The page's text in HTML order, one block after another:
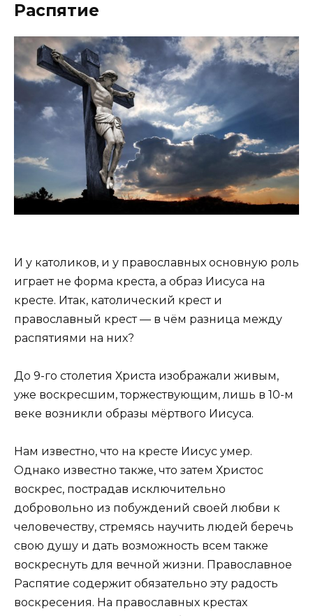
Распятие
И у католиков, и у православных основную роль
играет не форма креста, а образ Иисуса на
кресте. Итак, католический крест и
православный крест — в чём разница между
распятиями на них?
До 9-го столетия Христа изображали живым,
уже воскресшим, торжествующим, лишь в 10-м
веке возникли образы мёртвого Иисуса.
Нам известно, что на кресте Иисус умер.
Однако известно также, что затем Христос
воскрес, пострадав исключительно
добровольно из побуждений своей любви к
человечеству, стремясь научить людей беречь
свою душу и дать возможность всем также
воскреснуть для вечной жизни. Православное
Распятие содержит обязательно эту радость
воскресения. На православных крестах